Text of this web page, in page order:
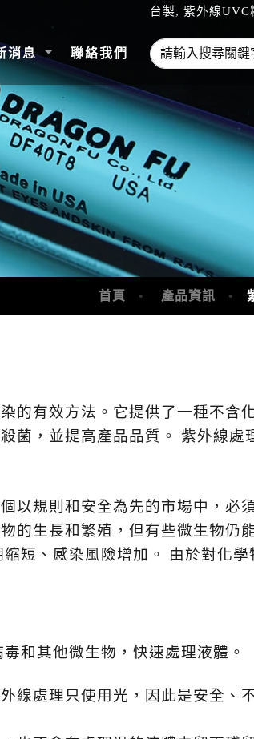
台製, 紫外線UVC
消息 聯絡我們
首頁 產品資訊
的有效方法。它提供了一種不含
菌，並提高產品品質。 紫外線處
以規則和安全為先的市場中，必
的生長和繁殖，但有些微生物仍
短、感染風險增加。
由於對化學
和其他微生物，快速處理液體。
線處理只使用光，因此是安全、